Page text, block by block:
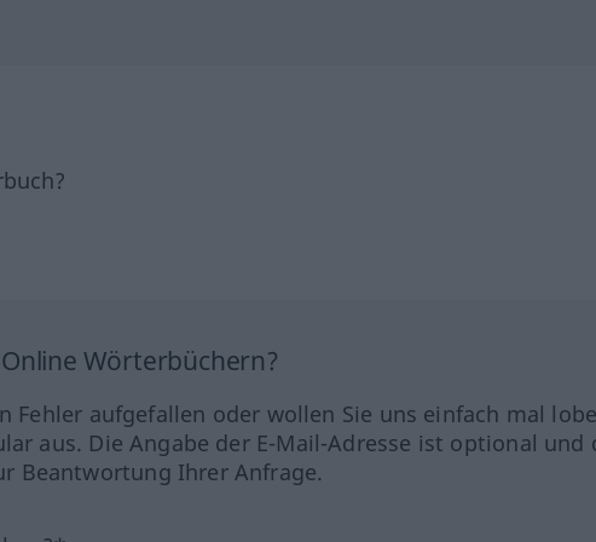
Wörterbüchern?
Fehler aufgefallen oder wollen Sie uns einfach mal
aus. Die Angabe der E-Mail-Adresse ist optional und
Beantwortung Ihrer Anfrage.